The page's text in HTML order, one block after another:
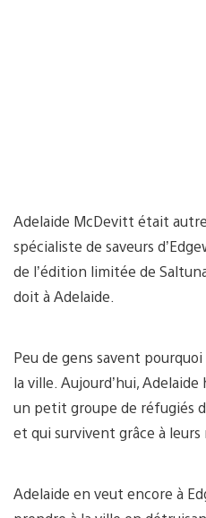
Adelaide McDevitt était
spécialiste de saveurs
de l’édition limitée de
doit à Adelaide.
Peu de gens savent
la ville. Aujourd’hui,
un petit groupe de réfugiés
et qui survivent grâce à leurs
Adelaide en veut encore à